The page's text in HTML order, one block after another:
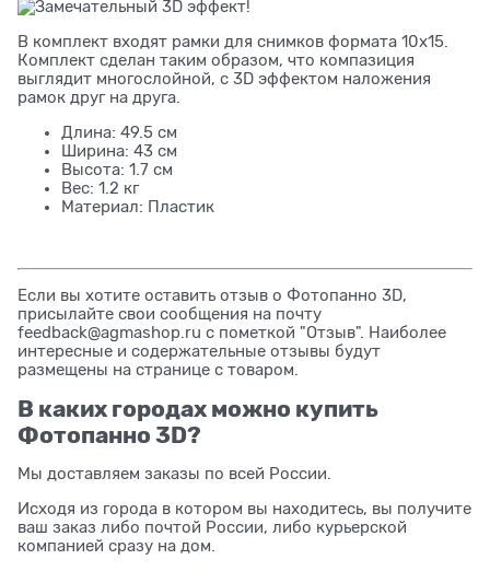
В комплект входят рамки для снимков формата 10x15.
Комплект сделан таким образом, что компазиция
выглядит многослойной, с 3D эффектом наложения
рамок друг на друга.
Длина: 49.5 см
Ширина: 43 см
Высота: 1.7 см
Вес: 1.2 кг
Материал: Пластик
Если вы хотите оставить отзыв о Фотопанно 3D,
присылайте свои сообщения на почту
feedback@agmashop.ru с пометкой "Отзыв". Наиболее
интересные и содержательные отзывы будут
размещены на странице с товаром.
В каких городах можно купить
Фотопанно 3D?
Мы доставляем заказы по всей России.
Исходя из города в котором вы находитесь, вы получите
ваш заказ либо почтой России, либо курьерской
компанией сразу на дом.